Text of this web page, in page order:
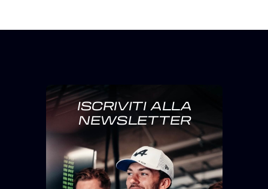
ISCRIVITI ALLA
NEWSLETTER